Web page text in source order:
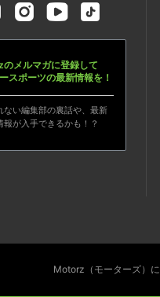
メルマガに登録して
スポーツの最新情報を！
ない編集部の裏話や、最新
が入手できるかも！？
Motorz（モーターズ）